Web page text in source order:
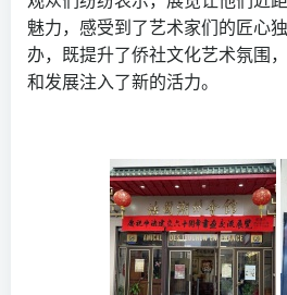
魅力，感受到了艺术家们的匠心
办，既提升了侨社文化艺术氛围
和发展注入了新的活力。